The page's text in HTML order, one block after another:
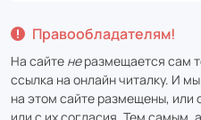
Правообладателям!
На сайте неразмещается сам
ссылка на онлайн читалку. И
на этом сайте размещены, или
или с их согласия. Тем самым,